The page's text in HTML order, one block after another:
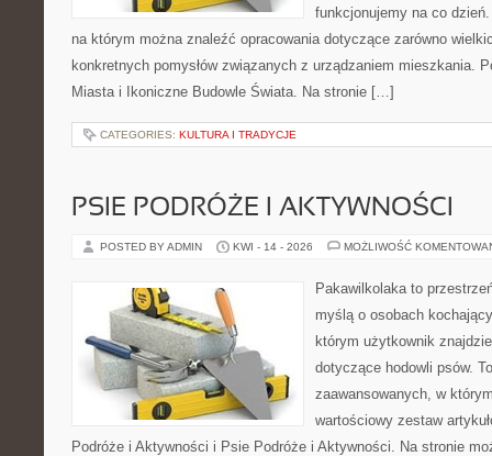
funkcjonujemy na co
na którym można znaleźć opracowania dotyczące zarówno
konkretnych pomysłów związanych z urządzaniem mieszkania.
Miasta i Ikoniczne Budowle Świata. Na stronie […]
CATEGORIES: KULTURA I TRADYCJE
PSIE PODRÓŻE I AKTYWNOŚCI
POSTED BY ADMIN KWI - 14 - 2026 MOŻLIWOŚĆ
Pakawilkolaka to
myślą o osobach
którym użytkownik
dotyczące hodowli psów.
zaawansowanych, w
wartościowy zestaw
Podróże i Aktywności i Psie Podróże i Aktywności. Na stronie